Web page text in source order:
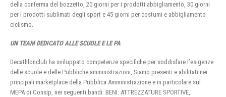
della conferma del bozzetto, 20 giorni per i prodotti abbigliamento, 30 giorni
per i prodotti sublimati degli sport e 45 giorni per costumi e abbigliamento
ciclismo.
UN TEAM DEDICATO ALLE SCUOLE E LE PA
Decathlonclub ha sviluppato competenze specifiche per soddisfare l’esigenze
delle scuole e delle Pubbliche amministrazioni, Siamo presenti e abilitati nei
principali marketplace della Pubblica Amministrazione e in particolare sul
MEPA di Consip, nei seguenti bandi: BENI: ATTREZZATURE SPORTIVE,